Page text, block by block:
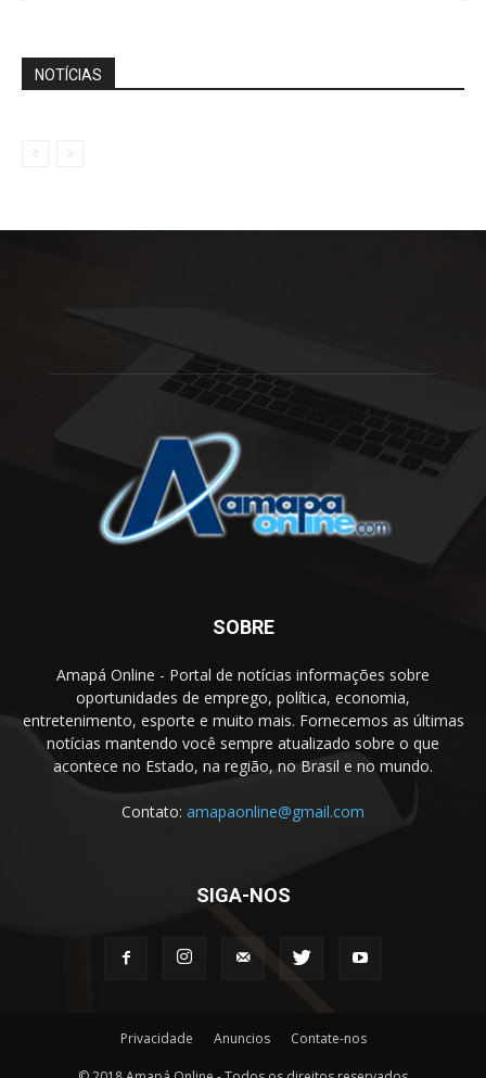
NOTÍCIAS
SOBRE
Amapá Online - Portal de notícias informações sobre
oportunidades de emprego, política, economia,
entretenimento, esporte e muito mais. Fornecemos as últimas
notícias mantendo você sempre atualizado sobre o que
acontece no Estado, na região, no Brasil e no mundo.
Contato: amapaonline@gmail.com
SIGA-NOS
Privacidade Anuncios Contate-nos